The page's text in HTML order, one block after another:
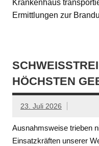
Krankenhaus
Ermittlungen zur
ÖCHSTEN
23. Juli 2026
Ausnahmsweise trieben
Einsatzkräften unserer